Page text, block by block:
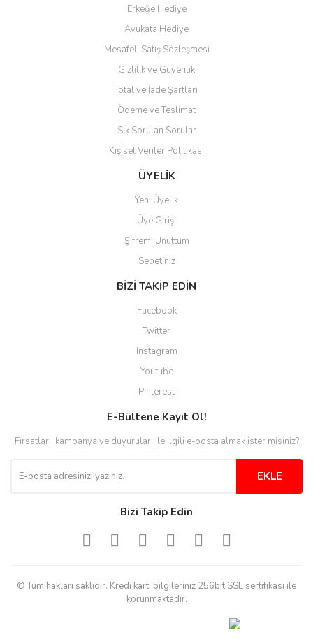
Erkeğe Hediye
Avukata Hediye
Mesafeli Satış Sözleşmesi
Gizlilik ve Güvenlik
İptal ve İade Şartları
Ödeme ve Teslimat
Sık Sorulan Sorular
Kişisel Veriler Politikası
ÜYELİK
Yeni Üyelik
Üye Girişi
Şifremi Unuttum
Sepetiniz
BİZİ TAKİP EDİN
Facebook
Twitter
Instagram
Youtube
Pinterest
E-Bültene Kayıt Ol!
Fırsatları, kampanya ve duyuruları ile ilgili e-posta almak ister misiniz?
EKLE
Bizi Takip Edin
© Tüm hakları saklıdır. Kredi kartı bilgileriniz 256bit SSL sertifikası ile
korunmaktadır.